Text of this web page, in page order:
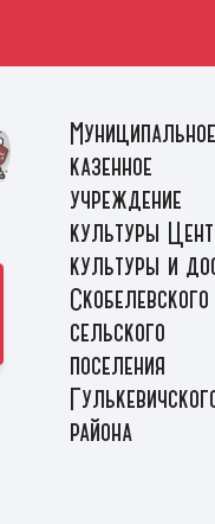
Муниципальное
казенное
учреждение
культуры
культуры и
Скобелевского
сельского
поселения
района